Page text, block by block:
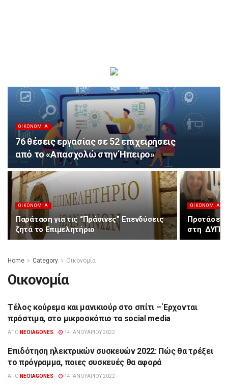
ΟΙΚΟΝΟΜΊΑ
76 θέσεις εργασίας σε 52 επιχειρήσεις
από το «Απασχολώ στην Ήπειρο»
ΟΙΚΟΝΟΜΊΑ
Παράταση για τις “Πράσινες” Επενδύσεις
ζητά το Επιμελητήριο
ΟΙΚΟΝΟΜΊΑ
Προτάσεις
στη ΔΥΠΑ
Home Category Οικονομία
Οικονομία
ΟΙΚΟΝΟΜΊΑ
Τέλος κούρεμα και μανικιούρ στο σπίτι – Έρχονται
πρόστιμα, στο μικροσκόπιο τα social media
ΑΠΌ NEOIAGONES 14 ΙΑΝΟΥΑΡΊΟΥ 2022
ΟΙΚΟΝΟΜΊΑ
Επιδότηση ηλεκτρικών συσκευών 2022: Πώς θα τρέξει
το πρόγραμμα, ποιες συσκευές θα αφορά
ΑΠΌ NEOIAGONES 14 ΙΑΝΟΥΑΡΊΟΥ 2022